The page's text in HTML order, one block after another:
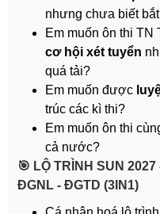
nhưng chưa biết
Em muốn ôn thi
cơ hội xét tuyển
quá tải?
Em muốn được
trúc các kì thi?
Em muốn ôn thi
cả nước?
️🎯 LỘ TRÌNH SUN
ĐGNL - ĐGTD (3IN1)